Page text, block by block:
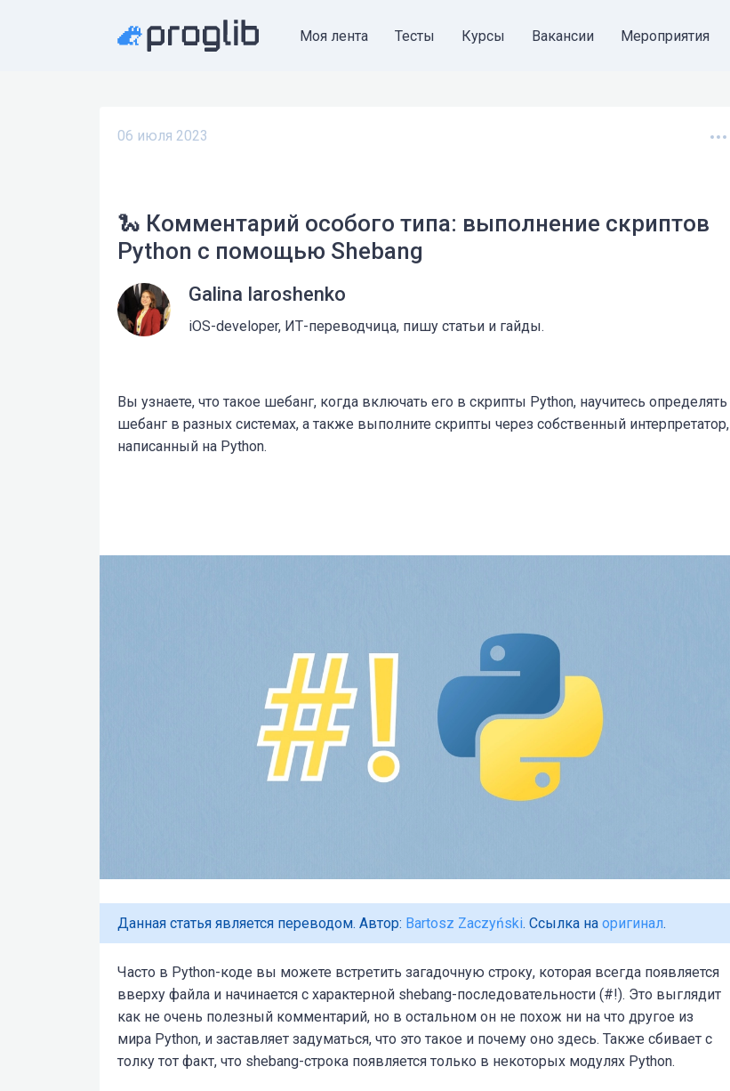
Моя лента Тесты Курсы Вакансии Мероприятия
06 июля 2023
🐍 Комментарий особого типа: выполнение скриптов
Python с помощью Shebang
Galina Iaroshenko
iOS-developer, ИТ-переводчица, пишу статьи и гайды.
Вы узнаете, что такое шебанг, когда включать его в скрипты Python, научитесь определять
шебанг в разных системах, а также выполните скрипты через собственный интерпретатор,
написанный на Python.
Данная статья является переводом. Автор: Bartosz Zaczyński. Ссылка на оригинал.
Часто в Python-коде вы можете встретить загадочную строку, которая всегда появляется
вверху файла и начинается с характерной shebang-последовательности (#!). Это выглядит
как не очень полезный комментарий, но в остальном он не похож ни на что другое из
мира Python, и заставляет задуматься, что это такое и почему оно здесь. Также сбивает с
толку тот факт, что shebang-строка появляется только в некоторых модулях Python.